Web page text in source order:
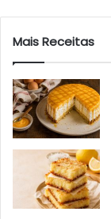
Mais Receitas